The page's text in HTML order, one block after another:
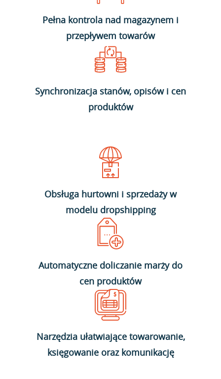
Pełna kontrola nad magazynem i
przepływem towarów
Synchronizacja stanów, opisów i cen
produktów
Obsługa hurtowni i sprzedaży w
modelu dropshipping
Automatyczne doliczanie marży do
cen produktów
Narzędzia ułatwiające towarowanie,
księgowanie oraz komunikację